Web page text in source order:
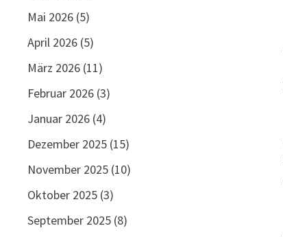
Mai 2026 (5)
April 2026 (5)
März 2026 (11)
Februar 2026 (3)
Januar 2026 (4)
Dezember 2025 (15)
November 2025 (10)
Oktober 2025 (3)
September 2025 (8)